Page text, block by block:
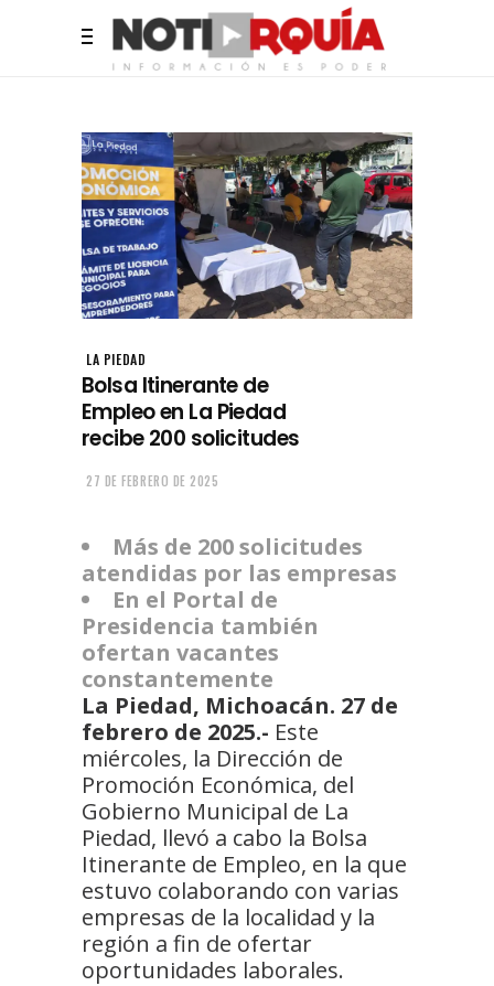
LA PIEDAD
Bolsa Itinerante de
Empleo en La Piedad
recibe 200 solicitudes
27 DE FEBRERO DE 2025
Más de 200 solicitudes
atendidas por las empresas
En el Portal de
Presidencia también
ofertan vacantes
constantemente
La Piedad, Michoacán. 27 de
febrero de 2025.- Este
miércoles, la Dirección de
Promoción Económica, del
Gobierno Municipal de La
Piedad, llevó a cabo la Bolsa
Itinerante de Empleo, en la que
estuvo colaborando con varias
empresas de la localidad y la
región a fin de ofertar
oportunidades laborales.